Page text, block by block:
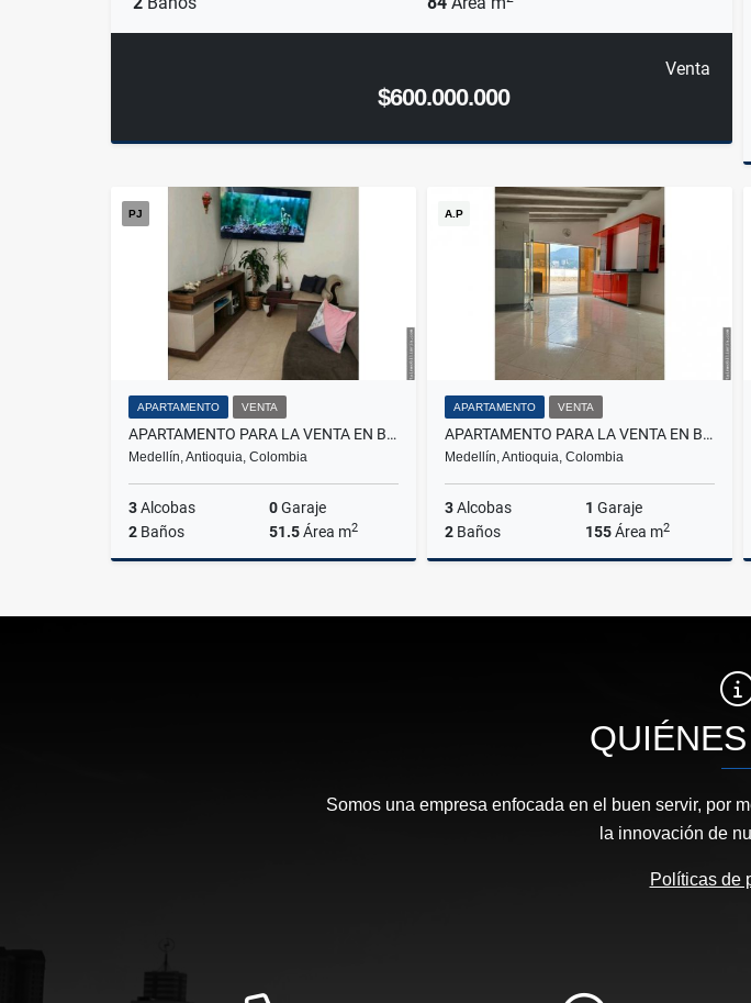
Venta
$600.000.000
PJ
APARTAMENTO VENTA
APARTAMENTO PARA LA VENTA EN BELEN RINCON
Medellín, Antioquia, Colombia
3Alcobas 0Garaje
2 Baños 51.5Área m2
$335.000.000
A.P
APARTAMENTO VENTA
APARTAMENTO PARA LA VENTA EN BELÉN ROSALES
Medellín, Antioquia, Colombia
3Alcobas 1 Garaje
2 Baños 155Área m2
$930.000.000
Somos una empresa enfocada en el buen servir, por
la innovación de
Políticas de